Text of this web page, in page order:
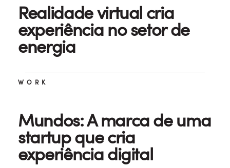
Realidade virtual cria
experiência no setor de
energia
WORK
Mundos: A marca de uma
startup que cria
experiência digital